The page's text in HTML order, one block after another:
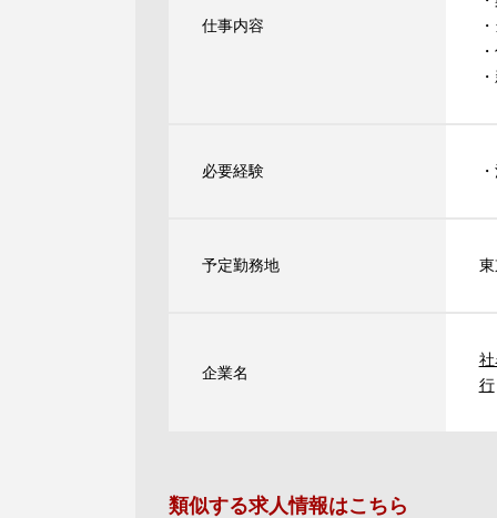
仕事内容
必要経験
予定勤務地
企業名
行
類似する求人情報はこちら